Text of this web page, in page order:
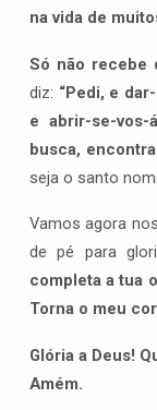
na vida de
Só não recebe
diz: “Pedi, e
e abrir-se-vos-
busca,
seja o santo
Vamos agora
de pé para
completa a tua
Torna o meu
Glória a Deus!
Amém.